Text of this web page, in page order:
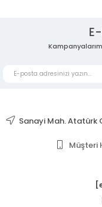
Sanayi Mah. Atatürk
Müşteri